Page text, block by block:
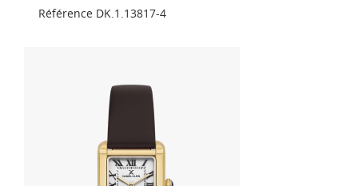
Référence DK.1.13817-4